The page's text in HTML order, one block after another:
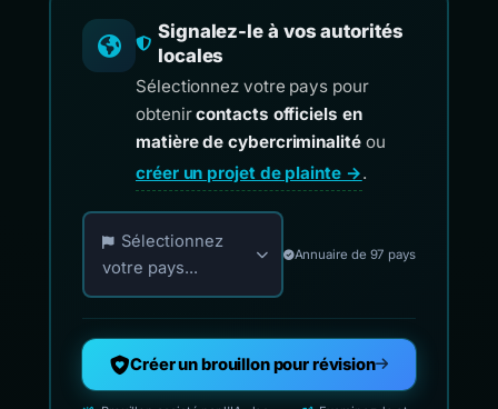
Signalez-le à vos autorités
locales
Sélectionnez votre pays pour
obtenircontacts officiels en
matière de cybercriminalitéou
créer un projet de plainte →.
Choisissez votre pays pour les contacts officiels de
Sélectionnez
votre pays...
Annuaire de 97 pays
Créer un brouillon pour révision